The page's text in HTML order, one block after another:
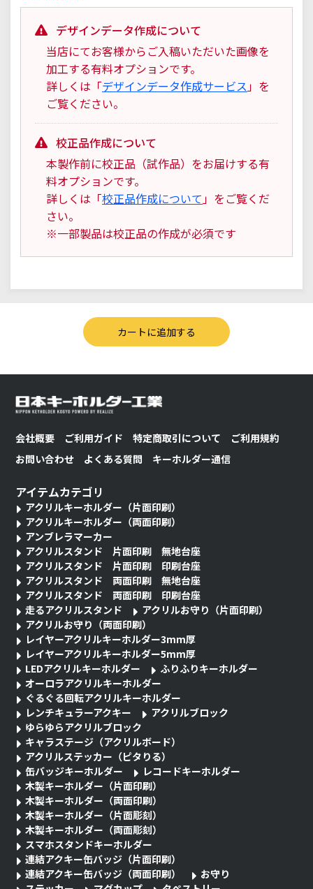
デザインデータ作成について
当店にてお客様からご入稿いただいた画像を
加工する有料オプションです。
詳しくは「デザインデータ作成サービス」を
ご覧ください。
校正品作成について
本製作前に校正品（試作品）をお届けする有
料オプションです。
詳しくは「校正品作成について」をご覧くだ
さい。
※一部製品は校正品の作成が必須です
会社概要 ご利用ガイド 特定商取引について
ご利用規約
お問い合わせ
よくある質問 キーホルダー通信
アイテムカテゴリ
アクリルキーホルダー（片面印刷）
アクリルキーホルダー（両面印刷）
アンブレラマーカー
アクリルスタンド 片面印刷 無地台座
アクリルスタンド 片面印刷 印刷台座
アクリルスタンド 両面印刷 無地台座
アクリルスタンド 両面印刷 印刷台座
走るアクリルスタンド
アクリルお守り（片面印刷）
アクリルお守り（両面印刷）
レイヤーアクリルキーホルダー3mm厚
レイヤーアクリルキーホルダー5mm厚
LEDアクリルキーホルダー
ふりふりキーホルダー
オーロラアクリルキーホルダー
ぐるぐる回転アクリルキーホルダー
レンチキュラーアクキー
アクリルブロック
ゆらゆらアクリルブロック
キャラステージ（アクリルボード）
アクリルステッカー（ピタりる）
缶バッジキーホルダー
レコードキーホルダー
木製キーホルダー（片面印刷）
木製キーホルダー（両面印刷）
木製キーホルダー（片面彫刻）
木製キーホルダー（両面彫刻）
スマホスタンドキーホルダー
連結アクキー缶バッジ（片面印刷）
連結アクキー缶バッジ（両面印刷）
お守り